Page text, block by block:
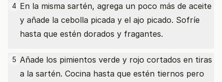
4 En la misma sartén, agrega un poco más de aceite
y añade la cebolla picada y el ajo picado. Sofríe
hasta que estén dorados y fragantes.
5 Añade los pimientos verde y rojo cortados en tiras
a la sartén. Cocina hasta que estén tiernos pero